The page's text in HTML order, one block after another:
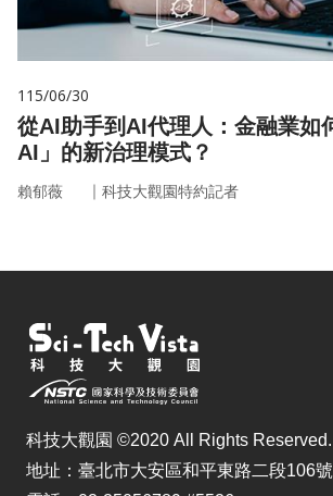
115/06/30
從AI助手到AI代理人：金融業如
AI」的新治理模式？
賴郁薇 ｜ 科技大觀園特約記者
科技大觀園 ©2020 All Rights Reserved.
地址：臺北市大安區和平東路二段106